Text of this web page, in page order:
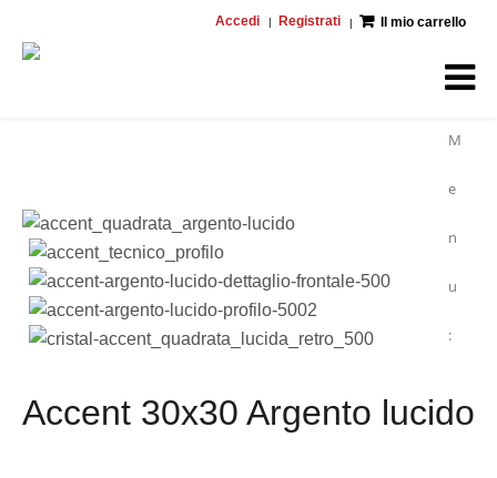
Accedi Registrati Il mio carrello
M
e
n
u
:
Accent 30x30 Argento lucido